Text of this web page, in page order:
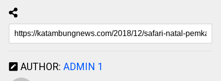
AUTHOR: ADMIN 1